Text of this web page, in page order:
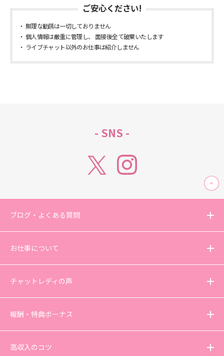
ご安心ください!
無理な勧誘は一切しておりません
個人情報は厳重に管理し、 面接後全て破棄いたします
ライブチャット以外のお仕事は紹介しません
- SNS -
ブログ・よくある質問
お仕事について
チャットレディの声
報酬・特典ボーナス
高収入のコツ